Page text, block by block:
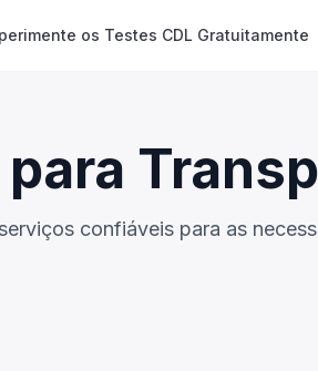
os Testes CDL Gratuitamente
confiáveis para as